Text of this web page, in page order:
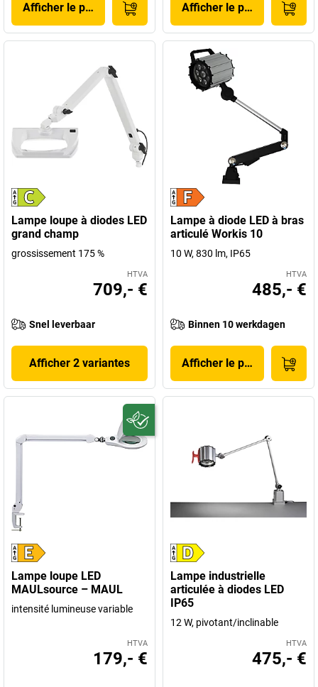
Afficher le produit Afficher le produit
Lampe loupe à diodes LED
grand champ
grossissement 175 %
HTVA
709,- €
Snel leverbaar
Afficher 2 variantes
Lampe à diode LED à bras
articulé Workis 10
10 W, 830 lm, IP65
HTVA
485,- €
Binnen 10 werkdagen
Afficher le produit
Lampe loupe LED
MAULsource – MAUL
intensité lumineuse variable
HTVA
179,- €
Lampe industrielle
articulée à diodes LED
IP65
12 W, pivotant/inclinable
HTVA
475,- €